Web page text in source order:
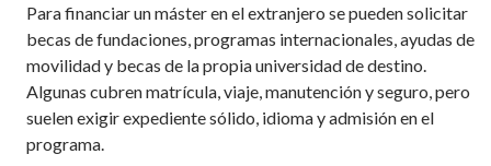
Para financiar un máster en el extranjero se pueden solicitar
becas de fundaciones, programas internacionales, ayudas de
movilidad y becas de la propia universidad de destino.
Algunas cubren matrícula, viaje, manutención y seguro, pero
suelen exigir expediente sólido, idioma y admisión en el
programa.